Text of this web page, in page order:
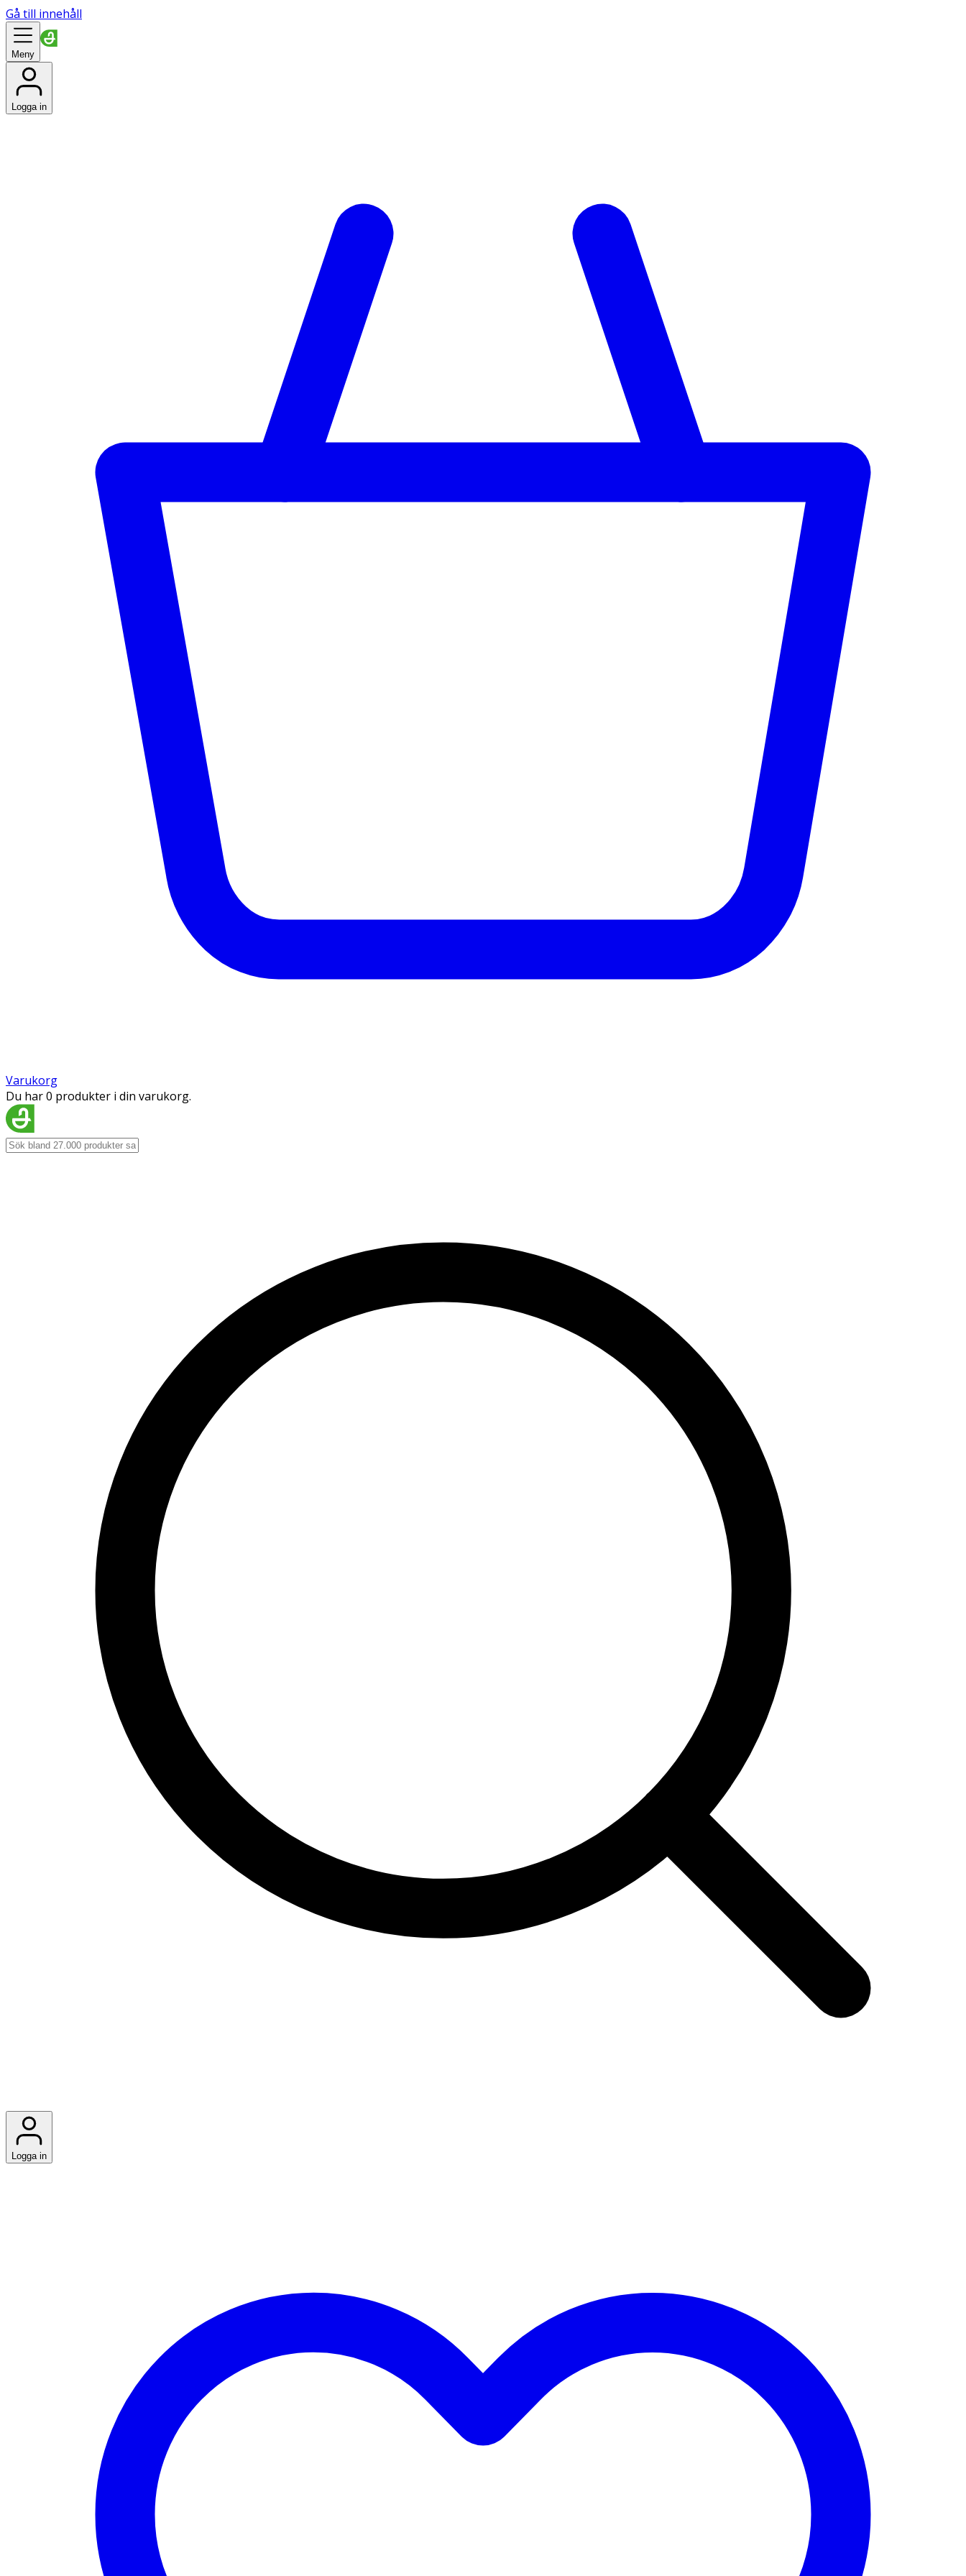
Gå till innehåll
Meny
Logga in
Varukorg
Du har 0 produkter i din varukorg.
Logga in